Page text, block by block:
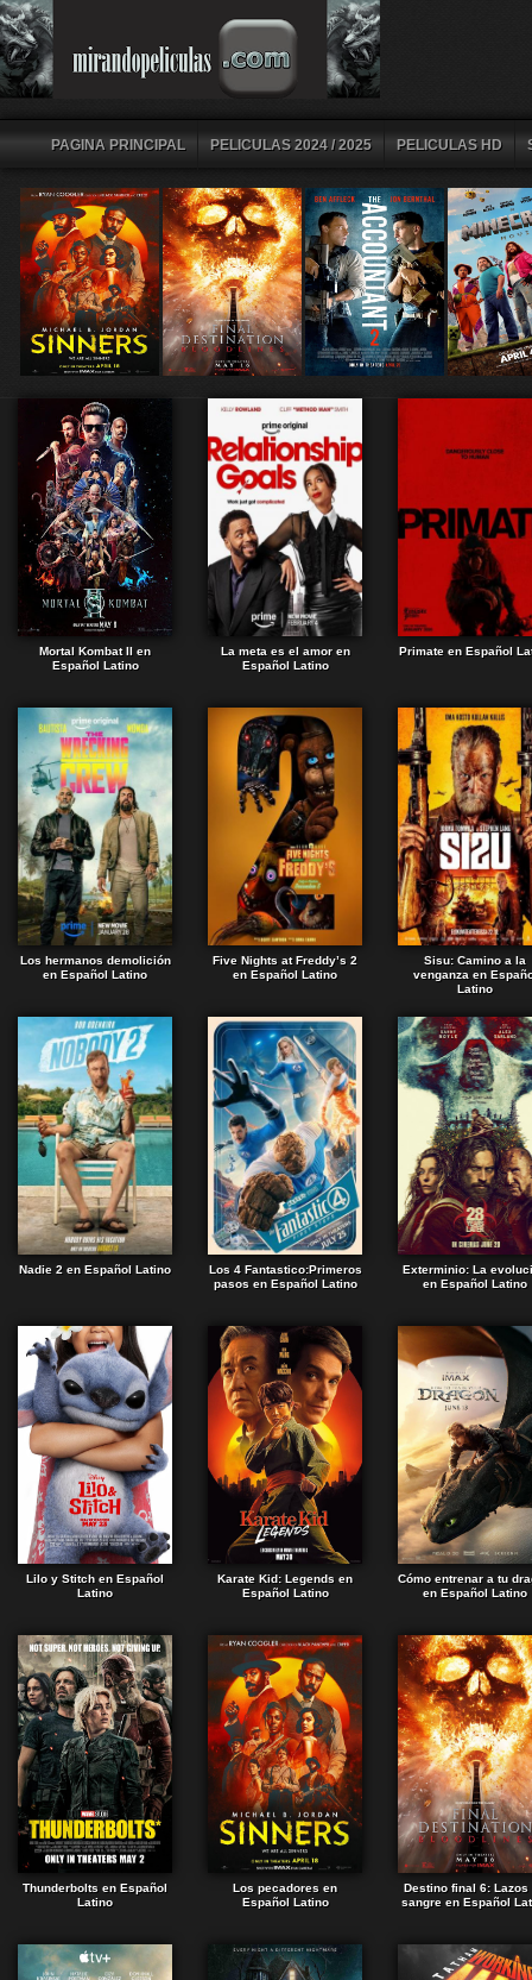
PAGINA PRINCIPAL PELICULAS 2024 / 2025 PELICULAS HD
Mortal Kombat II en
Español Latino
La meta es el amor en
Español Latino
Primate en Español
Los hermanos demolición
en Español Latino
Five Nights at Freddy’s 2
en Español Latino
Sisu: Camino a la
venganza en
Latino
Nadie 2 en Español Latino
Los 4 Fantastico:Primeros
pasos en Español Latino
Exterminio: La
en Español Latino
Lilo y Stitch en Español
Latino
Karate Kid: Legends en
Español Latino
Cómo entrenar a tu
en Español Latino
Thunderbolts en Español
Latino
Los pecadores en
Español Latino
Destino final 6: Lazos
sangre en Español